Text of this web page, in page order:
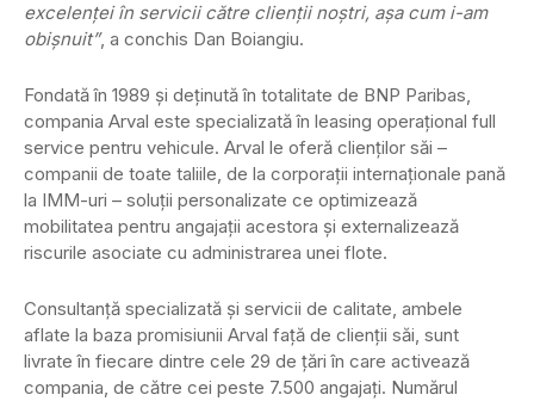
excelenței în servicii către clienţii noştri, aşa cum i-am
obişnuit”, a conchis Dan Boiangiu.
Fondată în 1989 şi deţinută în totalitate de BNP Paribas,
compania Arval este specializată în leasing operaţional full
service pentru vehicule. Arval le oferă clienţilor săi –
companii de toate taliile, de la corporaţii internaţionale pană
la IMM-uri – soluţii personalizate ce optimizează
mobilitatea pentru angajaţii acestora şi externalizează
riscurile asociate cu administrarea unei flote.
Consultanţă specializată şi servicii de calitate, ambele
aflate la baza promisiunii Arval faţă de clienţii săi, sunt
livrate în fiecare dintre cele 29 de ţări în care activează
compania, de către cei peste 7.500 angajaţi. Numărul